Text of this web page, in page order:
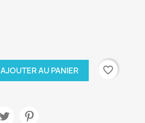
AJOUTER AU PANIER favorite_border